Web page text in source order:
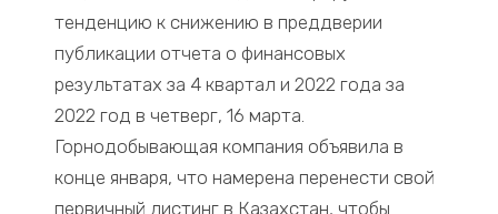
тенденцию к снижению в преддверии
публикации отчета о финансовых
результатах за 4 квартал и 2022 года за
2022 год в четверг, 16 марта.
Горнодобывающая компания объявила в
конце января, что намерена перенести свой
первичный листинг в Казахстан, чтобы